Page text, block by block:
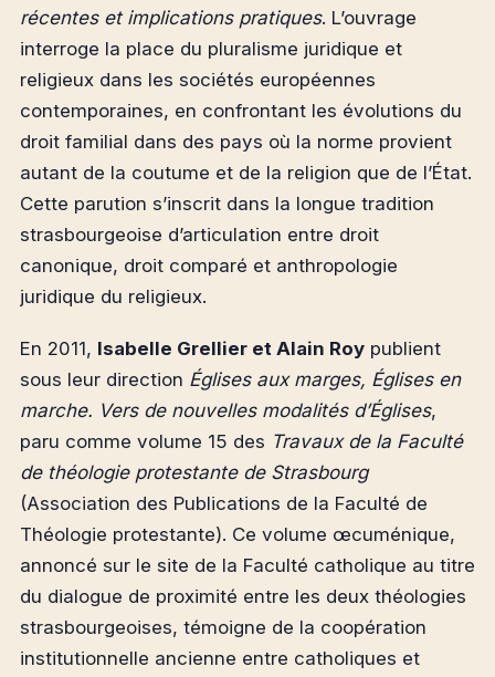
récentes et implications pratiques. L’ouvrage
interroge la place du pluralisme juridique et
religieux dans les sociétés européennes
contemporaines, en confrontant les évolutions du
droit familial dans des pays où la norme provient
autant de la coutume et de la religion que de l’État.
Cette parution s’inscrit dans la longue tradition
strasbourgeoise d’articulation entre droit
canonique, droit comparé et anthropologie
juridique du religieux.
En 2011, Isabelle Grellier et Alain Roypublient
sous leur direction Églises aux marges, Églises en
marche. Vers de nouvelles modalités d’Églises,
paru comme volume 15 des Travaux de la Faculté
de théologie protestante de Strasbourg
(Association des Publications de la Faculté de
Théologie protestante). Ce volume œcuménique,
annoncé sur le site de la Faculté catholique au titre
du dialogue de proximité entre les deux théologies
strasbourgeoises, témoigne de la coopération
institutionnelle ancienne entre catholiques et